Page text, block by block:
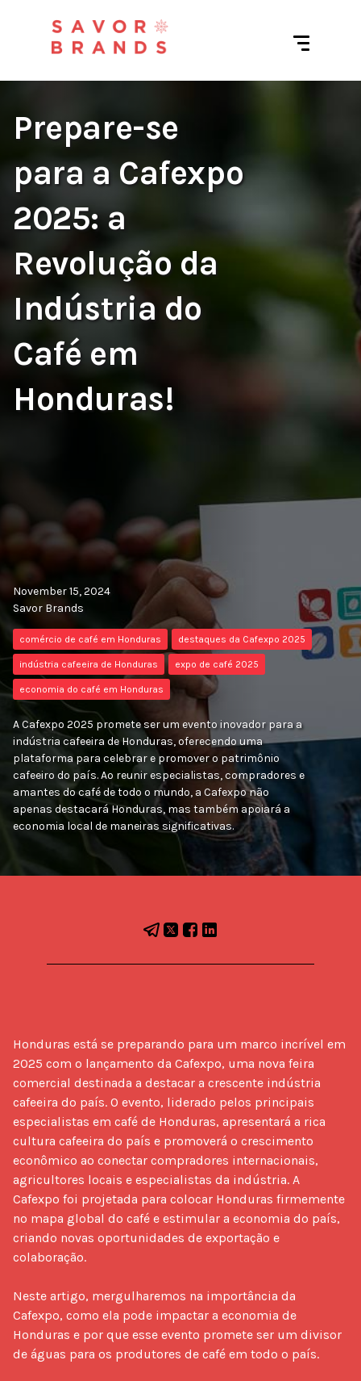
Prepare-se
para a Cafexpo
2025: a
Revolução da
Indústria do
Café em
Honduras!
November 15, 2024
Savor Brands
comércio de café em Honduras destaques da Cafexpo 2025
indústria cafeeira de Honduras expo de café 2025
economia do café em Honduras
A Cafexpo 2025 promete ser um evento inovador para a
indústria cafeeira de Honduras, oferecendo uma
plataforma para celebrar e promover o patrimônio
cafeeiro do país. Ao reunir especialistas, compradores e
amantes do café de todo o mundo, a Cafexpo não
apenas destacará Honduras, mas também apoiará a
economia local de maneiras significativas.
Honduras está se preparando para um marco incrível em
2025 com o lançamento da Cafexpo, uma nova feira
comercial destinada a destacar a crescente indústria
cafeeira do país. O evento, liderado pelos principais
especialistas em café de Honduras, apresentará a rica
cultura cafeeira do país e promoverá o crescimento
econômico ao conectar compradores internacionais,
agricultores locais e especialistas da indústria. A
Cafexpo foi projetada para colocar Honduras firmemente
no mapa global do café e estimular a economia do país,
criando novas oportunidades de exportação e
colaboração.
Neste artigo, mergulharemos na importância da
Cafexpo, como ela pode impactar a economia de
Honduras e por que esse evento promete ser um divisor
de águas para os produtores de café em todo o país.